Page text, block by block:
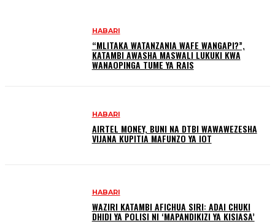
HABARI
“MLITAKA WATANZANIA WAFE WANGAPI?”,
KATAMBI AWASHA MASWALI LUKUKI KWA
WANAOPINGA TUME YA RAIS
HABARI
AIRTEL MONEY, BUNI NA DTBI WAWAWEZESHA
VIJANA KUPITIA MAFUNZO YA IOT
HABARI
WAZIRI KATAMBI AFICHUA SIRI: ADAI CHUKI
DHIDI YA POLISI NI ‘MAPANDIKIZI YA KISIASA’